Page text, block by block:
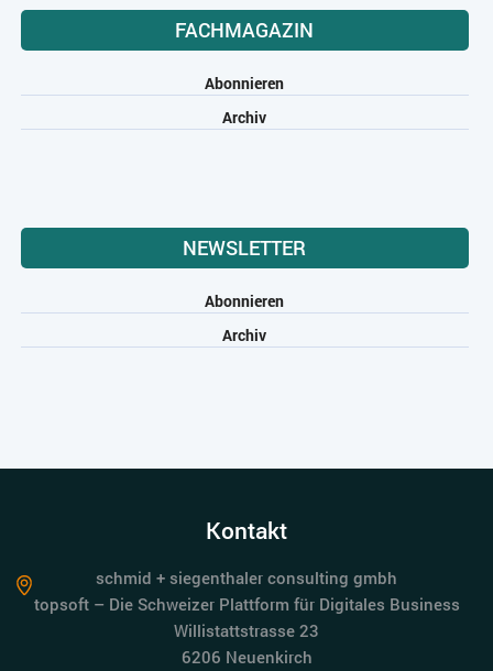
FACHMAGAZIN
Abonnieren
Archiv
NEWSLETTER
Abonnieren
Archiv
Kontakt
schmid + siegenthaler consulting gmbh
topsoft – Die Schweizer Plattform für Digitales Business
Willistattstrasse 23
6206 Neuenkirch